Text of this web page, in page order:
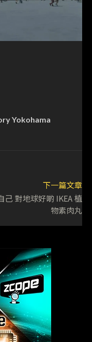
Yokohama
下一篇文章
己 對地球好啲 IKEA 植
物素肉丸